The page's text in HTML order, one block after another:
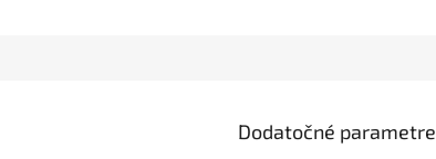
Dodatočné parametre